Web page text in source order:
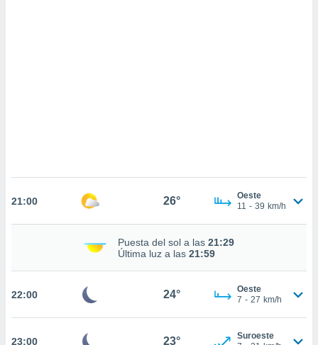
de
En
21:00 26°
Oeste
11 - 39 km/h
Puesta del sol a las 21:29
Última luz a las 21:59
22:00 24°
Oeste
7 - 27 km/h
23:00 23°
Suroeste